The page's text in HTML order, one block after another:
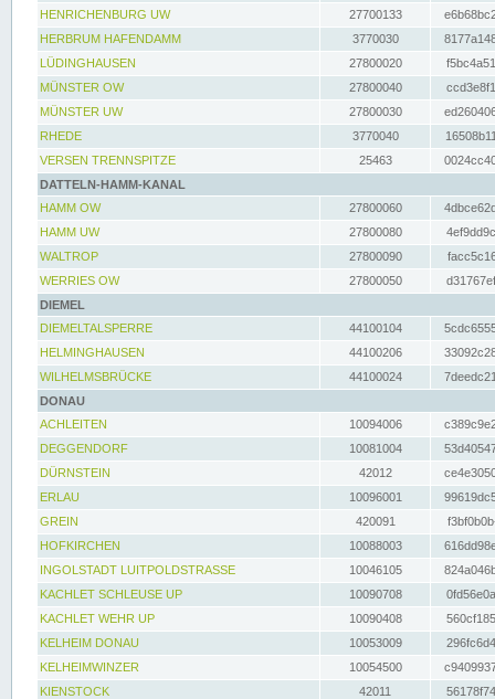
HENRICHENBURG UW
27700133
HERBRUM HAFENDAMM
3770030
LÜDINGHAUSEN
27800020
MÜNSTER OW
27800040
MÜNSTER UW
27800030
RHEDE
3770040
VERSEN TRENNSPITZE
25463
DATTELN-HAMM-KANAL
HAMM OW
27800060
HAMM UW
27800080
WALTROP
27800090
WERRIES OW
27800050
DIEMEL
DIEMELTALSPERRE
44100104
HELMINGHAUSEN
44100206
WILHELMSBRÜCKE
44100024
DONAU
ACHLEITEN
10094006
DEGGENDORF
10081004
DÜRNSTEIN
42012
ERLAU
10096001
GREIN
420091
HOFKIRCHEN
10088003
INGOLSTADT LUITPOLDSTRASSE
10046105
KACHLET SCHLEUSE UP
10090708
KACHLET WEHR UP
10090408
KELHEIM DONAU
10053009
KELHEIMWINZER
10054500
KIENSTOCK
42011